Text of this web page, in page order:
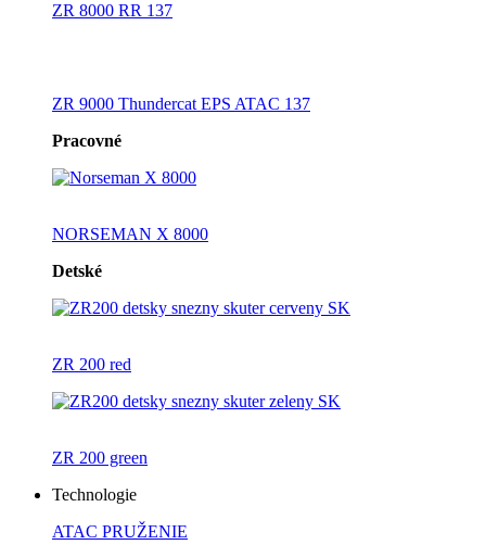
ZR 8000 RR 137
ZR 9000 Thundercat EPS ATAC 137
Pracovné
NORSEMAN X 8000
Detské
ZR 200 red
ZR 200 green
Technologie
ATAC PRUŽENIE